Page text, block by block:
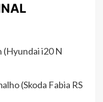
(Hyundai i20 N
(Skoda Fabia RS